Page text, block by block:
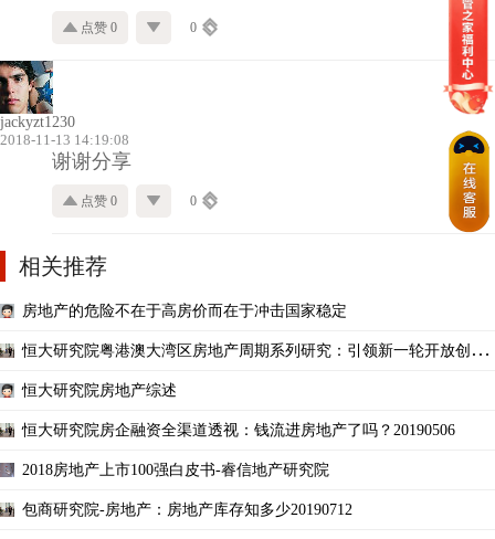
点赞 0 0
jackyzt1230
2018-11-13 14:19:08
谢谢分享
点赞 0 0
相关推荐
房地产的危险不在于高房价而在于冲击国家稳定
恒大研究院粤港澳大湾区房地产周期系列研究：引领新一轮开放创
恒大研究院房地产综述
恒大研究院房企融资全渠道透视：钱流进房地产了吗？20190506
2018房地产上市100强白皮书-睿信地产研究院
包商研究院-房地产：房地产库存知多少20190712